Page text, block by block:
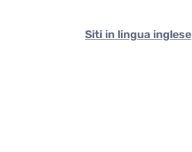
Siti in lingua inglese